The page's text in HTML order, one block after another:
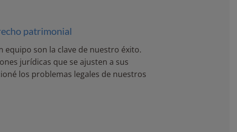
patrimonial
equipo son la clave de nuestro éxito.
jurídicas que se ajusten a sus
los problemas legales de nuestros